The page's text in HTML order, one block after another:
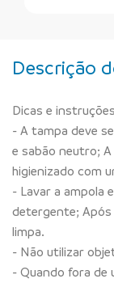
Descrição
Dicas e
- A tampa deve
e sabão neutro;
higienizado com
- Lavar a ampola
detergente; Após
limpa.
- Não utilizar
- Quando fora de